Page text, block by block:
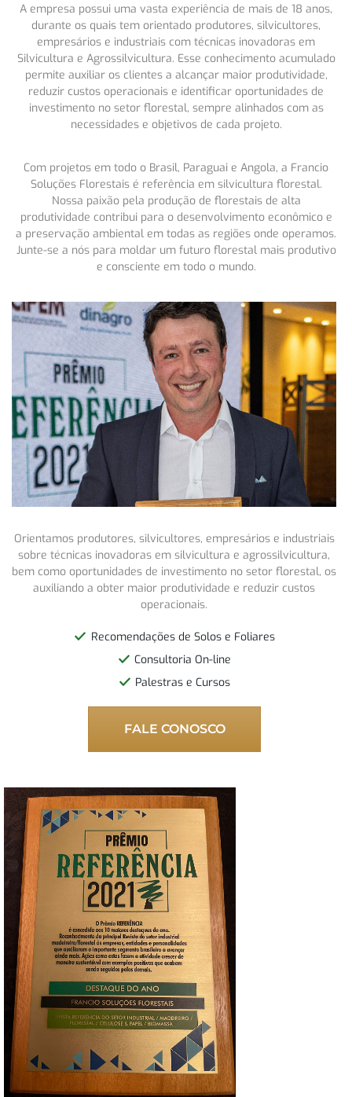
A empresa possui uma vasta experiência de mais de 18 anos,
durante os quais tem orientado produtores, silvicultores,
empresários e industriais com técnicas inovadoras em
Silvicultura e Agrossilvicultura. Esse conhecimento acumulado
permite auxiliar os clientes a alcançar maior produtividade,
reduzir custos operacionais e identificar oportunidades de
investimento no setor florestal, sempre alinhados com as
necessidades e objetivos de cada projeto.
Com projetos em todo o Brasil, Paraguai e Angola, a Francio
Soluções Florestais é referência em silvicultura florestal.
Nossa paixão pela produção de florestais de alta
produtividade contribui para o desenvolvimento econômico e
a preservação ambiental em todas as regiões onde operamos.
Junte-se a nós para moldar um futuro florestal mais produtivo
e consciente em todo o mundo.
Orientamos produtores, silvicultores, empresários e industriais
sobre técnicas inovadoras em silvicultura e agrossilvicultura,
bem como oportunidades de investimento no setor florestal, os
auxiliando a obter maior produtividade e reduzir custos
operacionais.
Recomendações de Solos e Foliares
Consultoria On-line
Palestras e Cursos
FALE CONOSCO